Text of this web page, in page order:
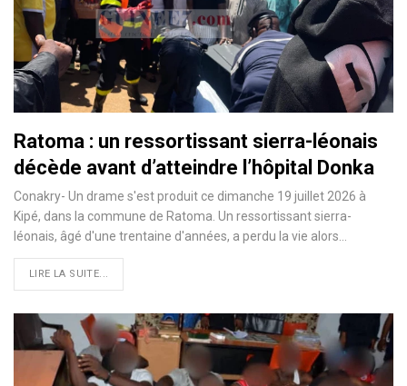
Ratoma : un ressortissant sierra-léonais
décède avant d’atteindre l’hôpital Donka
Conakry- Un drame s'est produit ce dimanche 19 juillet 2026 à
Kipé, dans la commune de Ratoma. Un ressortissant sierra-
léonais, âgé d'une trentaine d'années, a perdu la vie alors…
LIRE LA SUITE...